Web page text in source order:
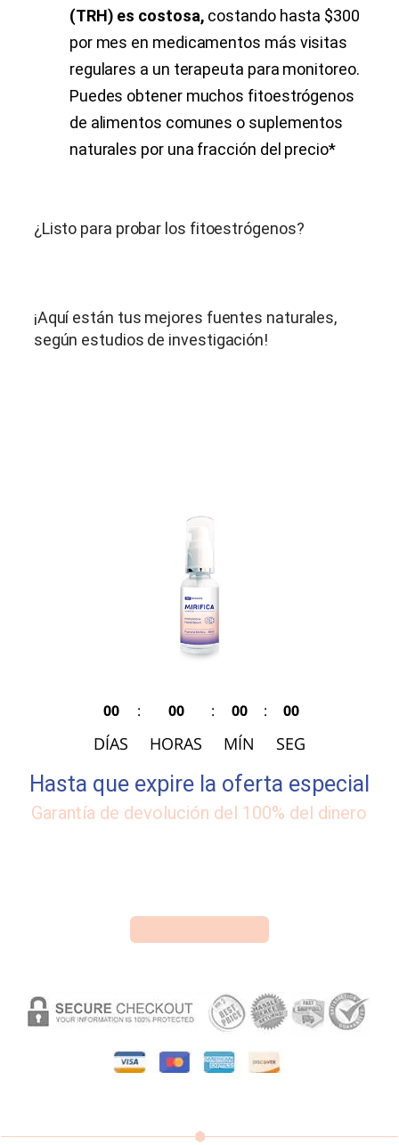
(TRH) es costosa, costando hasta $300
por mes en medicamentos más visitas
regulares a un terapeuta para monitoreo.
Puedes obtener muchos fitoestrógenos
de alimentos comunes o suplementos
naturales por una fracción del precio*
¿Listo para probar los fitoestrógenos?
¡Aquí están tus mejores fuentes naturales,
según estudios de investigación!
00
DÍAS
: 00
HORAS
: 00
MÍN
: 00
SEG
Hasta que expire la oferta especial
Garantía de devolución del 100% del dinero